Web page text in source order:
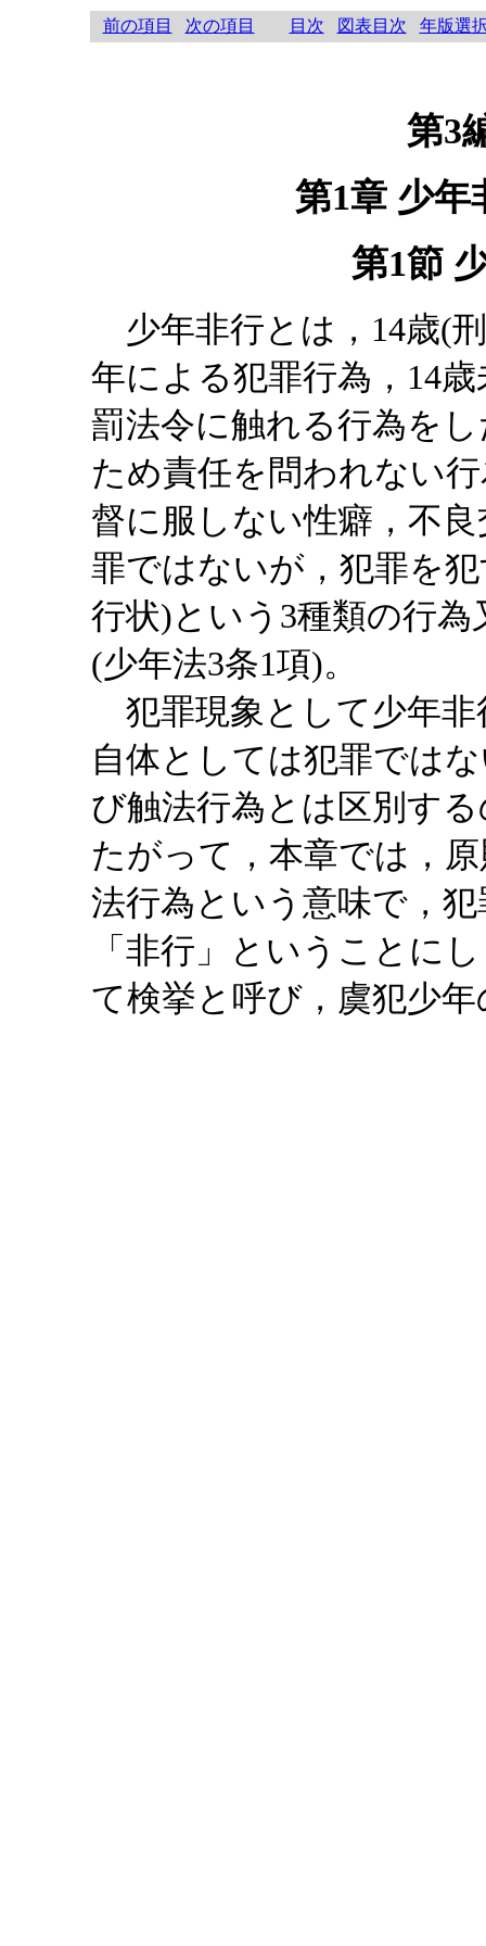
前の項目 次の項目 目次 図表目次 年版選
第3
第1章 少年
第1節
少年非行とは，14歳(
年による犯罪行為，14
罰法令に触れる行為を
ため責任を問われない
督に服しない性癖，不
罪ではないが，犯罪を
行状)という3種類の行
(少年法3条1項)。
犯罪現象として少年非
自体としては犯罪では
び触法行為とは区別す
たがって，本章では，
法行為という意味で，
「非行」ということに
て検挙と呼び，虞犯少